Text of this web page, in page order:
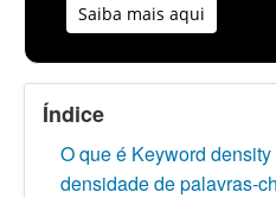
Saiba mais aqui
Índice
O que é Keyword
densidade de palavras-